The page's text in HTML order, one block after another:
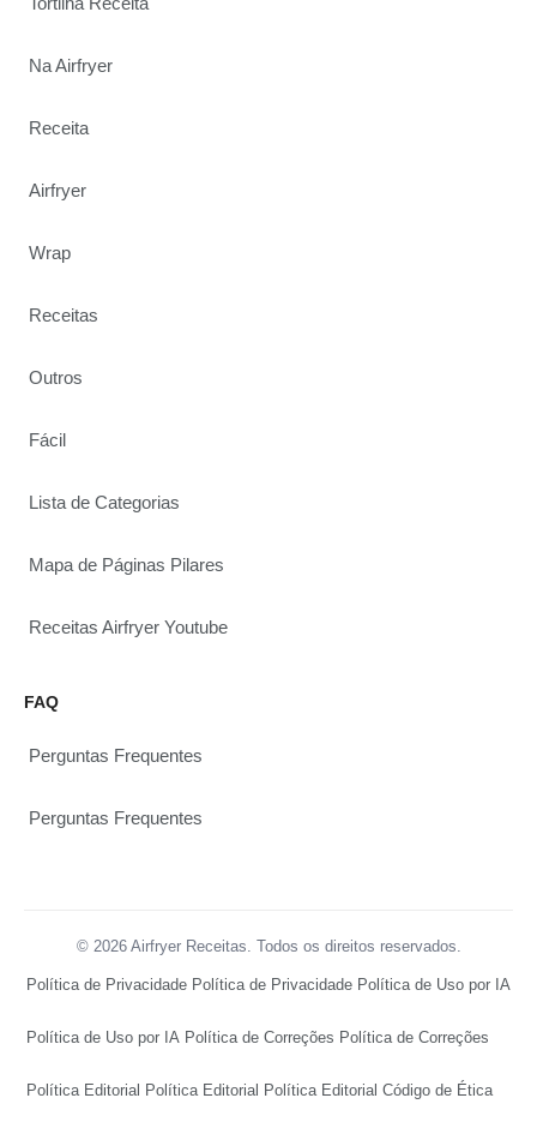
Na Airfryer
Receita
Airfryer
Wrap
Receitas
Outros
Fácil
Lista de Categorias
Mapa de Páginas Pilares
Receitas Airfryer Youtube
FAQ
Perguntas Frequentes
Perguntas Frequentes
© 2026 Airfryer Receitas. Todos os direitos reservados.
Política de Privacidade Política de Privacidade Política de Uso por IA
Política de Uso por IA Política de Correções Política de Correções
Política Editorial Política Editorial Política Editorial Código de Ética